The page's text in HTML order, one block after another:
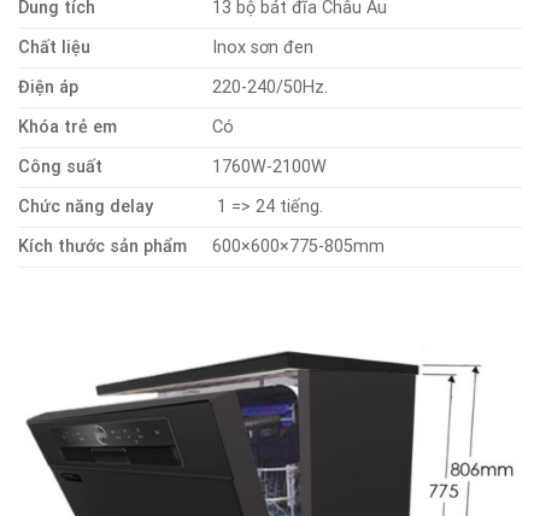
Dung tích
13 bộ bát đĩa Châu Âu
Chất liệu
Inox sơn đen
Điện áp
220-240/50Hz.
Khóa trẻ em
Có
Công suất
1760W-2100W
Chức năng delay
1 => 24 tiếng.
Kích thước sản phẩm
600×600×775-805mm